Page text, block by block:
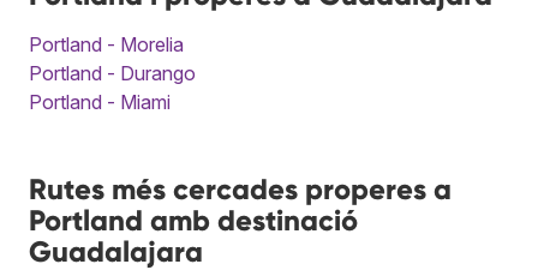
Portland - Morelia
Portland - Durango
Portland - Miami
Rutes més cercades properes a
Portland amb destinació
Guadalajara